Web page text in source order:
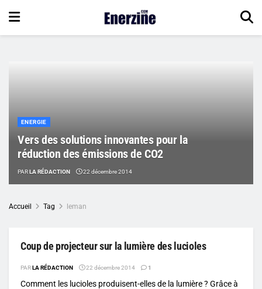
ENERGIE
Vers des solutions innovantes pour la
réduction des émissions de CO2
PARLA RÉDACTION 22 décembre 2014
Accueil Tag leman
Coup de projecteur sur la lumière des lucioles
PARLA RÉDACTION 22 décembre 2014 1
Comment les lucioles produisent-elles de la lumière ? Grâce à